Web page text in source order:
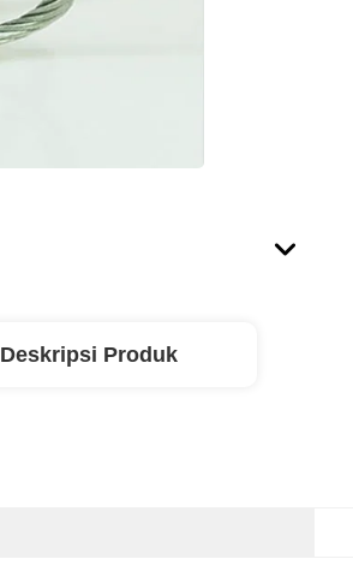
Deskripsi Produk